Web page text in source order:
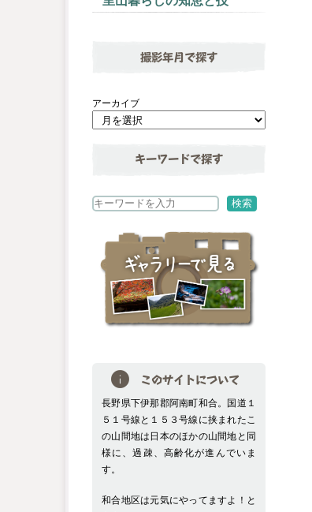
撮影年月で探す
アーカイブ
キーワードで探す
検
検索
このサイトについて
長野県下伊那郡阿南町和合。国道１
５１号線と１５３号線に挟まれたこ
の山間地は日本のほかの山間地と同
様に、過疎、高齢化が進んでいま
す。
和合地区は元気にやってますよ！と